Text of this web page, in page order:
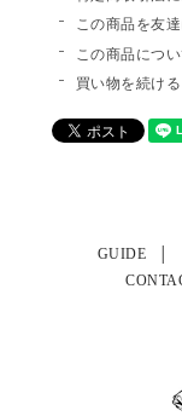
この商品を友
この商品につ
買い物を続ける
GUIDE